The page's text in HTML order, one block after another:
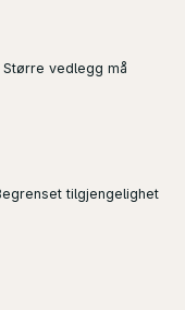
vedlegg må
tilgjengelighet